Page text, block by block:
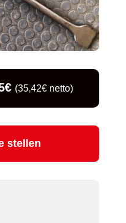
(35,42€ netto)
stellen